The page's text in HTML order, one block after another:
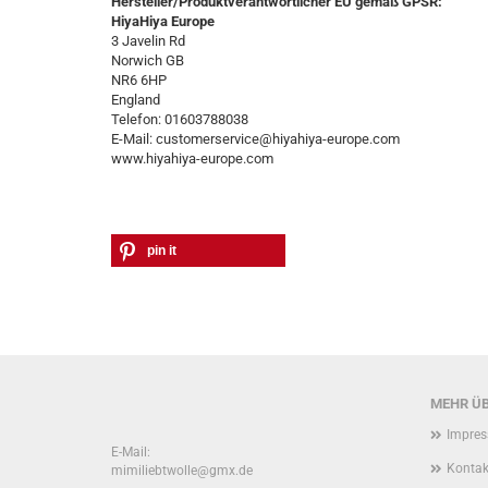
HiyaHiya Europe
3 Javelin Rd
Norwich GB
NR6 6HP
England
Telefon: 01603788038
E-Mail: customerservice@hiyahiya-europe.com
www.hiyahiya-europe.com
pin it
MEHR
E-Mail:
mimiliebtwolle@gmx.de